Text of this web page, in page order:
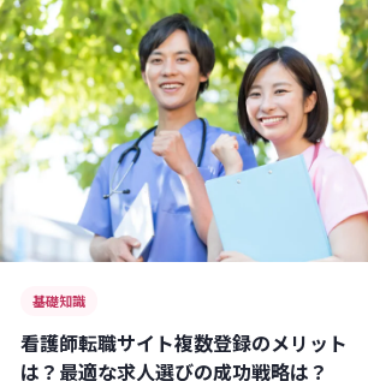
基礎知識
看護師転職サイト複数登録のメリット
は？最適な求人選びの成功戦略は？